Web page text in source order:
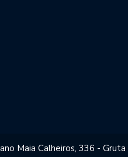
Maia Calheiros, 336 -